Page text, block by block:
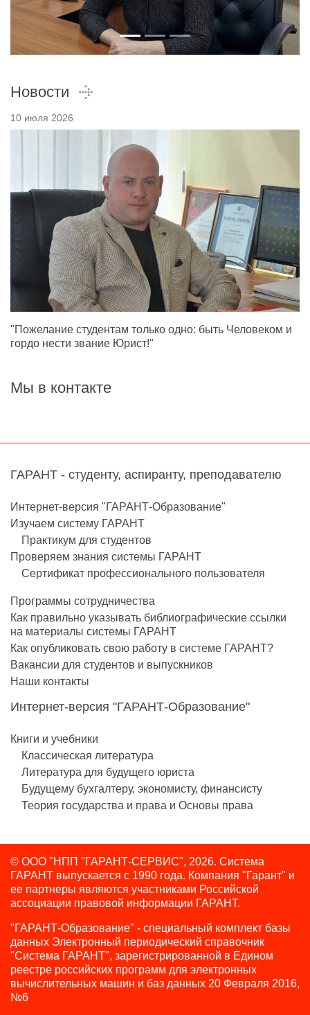
Новости
10 июля 2026
"Пожелание студентам только одно: быть Человеком и
гордо нести звание Юрист!"
Мы в контакте
ГАРАНТ - студенту, аспиранту, преподавателю
Интернет-версия "ГАРАНТ-Образование"
Изучаем систему ГАРАНТ
Практикум для студентов
Проверяем знания системы ГАРАНТ
Сертификат профессионального пользователя
Программы сотрудничества
Как правильно указывать библиографические ссылки
на материалы системы ГАРАНТ
Как опубликовать свою работу в системе ГАРАНТ?
Вакансии для студентов и выпускников
Наши контакты
Интернет-версия "ГАРАНТ-Образование"
Книги и учебники
Классическая литература
Литература для будущего юриста
Будущему бухгалтеру, экономисту, финансисту
Теория государства и права и Основы права
© ООО "НПП "ГАРАНТ-СЕРВИС", 2026. Система
ГАРАНТ выпускается с 1990 года. Компания "Гарант" и
ее партнеры являются участниками Российской
ассоциации правовой информации ГАРАНТ.
"ГАРАНТ-Образование" - специальный комплект базы
данных Электронный периодический справочник
"Система ГАРАНТ", зарегистрированной в Едином
реестре российских программ для электронных
вычислительных машин и баз данных 20 Февраля 2016,
№6